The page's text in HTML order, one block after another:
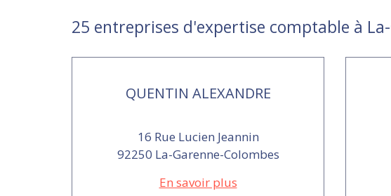
25 entreprises d'expertise comptable à
QUENTIN ALEXANDRE
16 Rue Lucien Jeannin
92250 La-Garenne-Colombes
En savoir plus